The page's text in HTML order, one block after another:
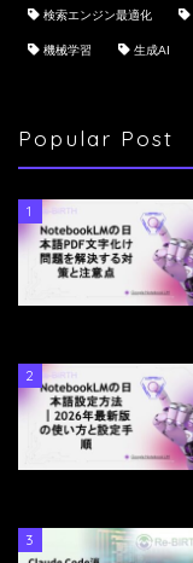
検索エンジン最適化
機械学習 生成AI
Popular Post
1
2
3